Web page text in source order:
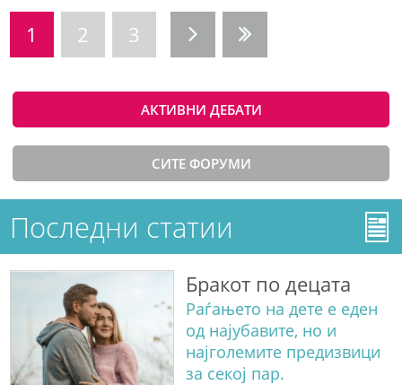
1 2 3
АКТИВНИ ДЕБАТИ
СИТЕ ФОРУМИ
Последни статии
Бракот по децата
Раѓањето на дете е еден
од најубавите, но и
најголемите предизвици
за секој пар.